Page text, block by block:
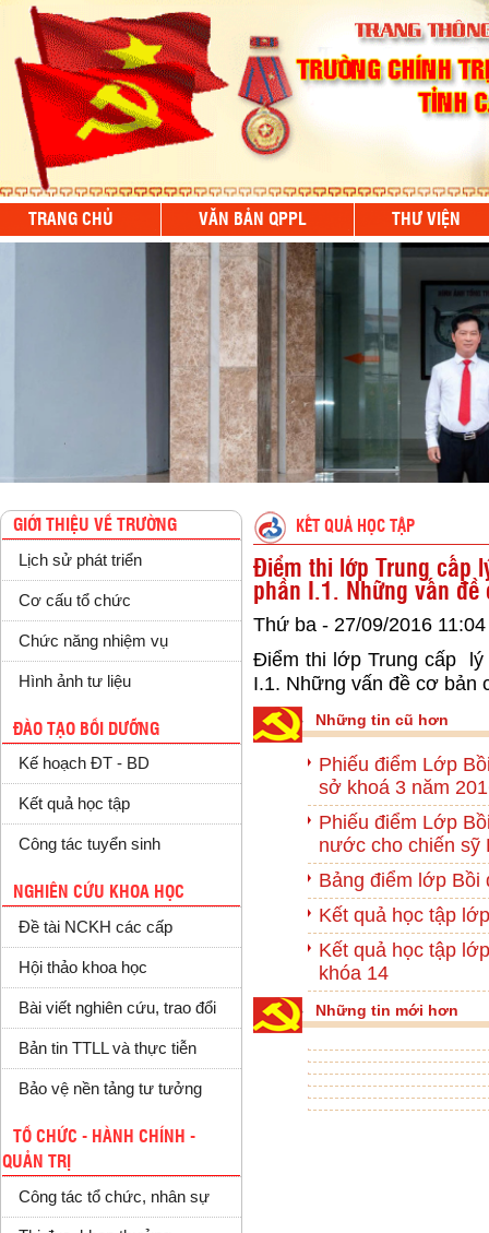
TRANG CHỦ VĂN BẢN QPPL THƯ VIỆN
GIỚI THIỆU VỀ TRƯỜNG
Lịch sử phát triển
Cơ cấu tổ chức
Chức năng nhiệm vụ
Hình ảnh tư liệu
ĐÀO TẠO BỒI DƯỠNG
Kế hoạch ĐT - BD
Kết quả học tập
Công tác tuyển sinh
NGHIÊN CỨU KHOA HỌC
Đề tài NCKH các cấp
Hội thảo khoa học
Bài viết nghiên cứu, trao đổi
Bản tin TTLL và thực tiễn
Bảo vệ nền tảng tư tưởng
TỔ CHỨC - HÀNH CHÍNH -
QUẢN TRỊ
Công tác tổ chức, nhân sự
KẾT QUẢ HỌC TẬP
Điểm thi lớp Trung cấp
phần I.1. Những vấn
Thứ ba - 27/09/2016 11:04
Điểm thi lớp Trung cấp lý
I.1. Những vấn đề cơ bản
Những tin cũ hơn
Phiếu điểm Lớp
sở khoá 3 năm
Phiếu điểm Lớp
nước cho chiến sỹ
Bảng điểm lớp Bồi
Kết quả học tập
Kết quả học tập
khóa 14
Những tin mới hơn